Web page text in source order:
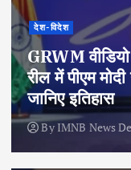
देश-विदेश
GRWM
रील में पीएम
जानिए इतिहास
By IMNB News